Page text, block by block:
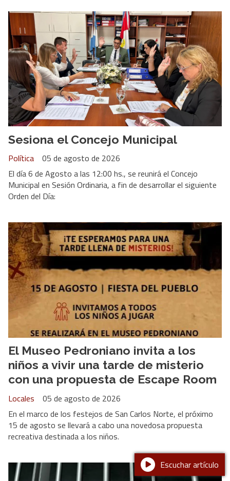
Sesiona el Concejo Municipal
Política
05 de agosto de 2026
El día 6 de Agosto a las 12:00 hs., se reunirá el Concejo
Municipal en Sesión Ordinaria, a fin de desarrollar el siguiente
Orden del Día:
El Museo Pedroniano invita a los
niños a vivir una tarde de misterio
con una propuesta de Escape Room
Locales
05 de agosto de 2026
En el marco de los festejos de San Carlos Norte, el próximo
15 de agosto se llevará a cabo una novedosa propuesta
recreativa destinada a los niños.
Escuchar artículo